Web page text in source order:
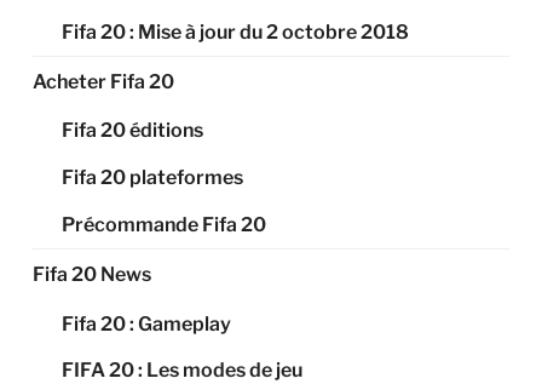
Fifa 20 : Mise à jour du 2 octobre 2018
Acheter Fifa 20
Fifa 20 éditions
Fifa 20 plateformes
Précommande Fifa 20
Fifa 20 News
Fifa 20 : Gameplay
FIFA 20 : Les modes de jeu